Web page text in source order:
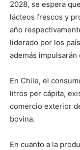
2028, se espera
lácteos frescos y
año
liderado por los
además
En Chile, el
litros per cápita,
comercio exterior
bovina.
En cuanto a la